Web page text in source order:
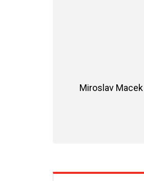
Miroslav Macek